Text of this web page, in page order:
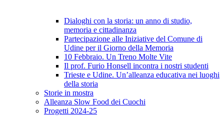
Dialoghi con la storia: un anno di studio,
memoria e cittadinanza
Partecipazione alle Iniziative del Comune di
Udine per il Giorno della Memoria
10 Febbraio. Un Treno Molte Vite
Il prof. Furio Honsell incontra i nostri studenti
Trieste e Udine. Un’alleanza educativa nei luoghi
della storia
Storie in mostra
Alleanza Slow Food dei Cuochi
Progetti 2024-25